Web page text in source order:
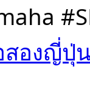
องญี่ปุ่